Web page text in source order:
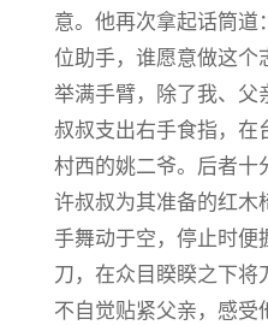
意。他再次拿起话筒道
位助手，谁愿意做这个
举满手臂，除了我、父
叔叔支出右手食指，在
村西的姚二爷。后者十
许叔叔为其准备的红木
手舞动于空，停止时便
刀，在众目睽睽之下将
不自觉贴紧父亲，感受